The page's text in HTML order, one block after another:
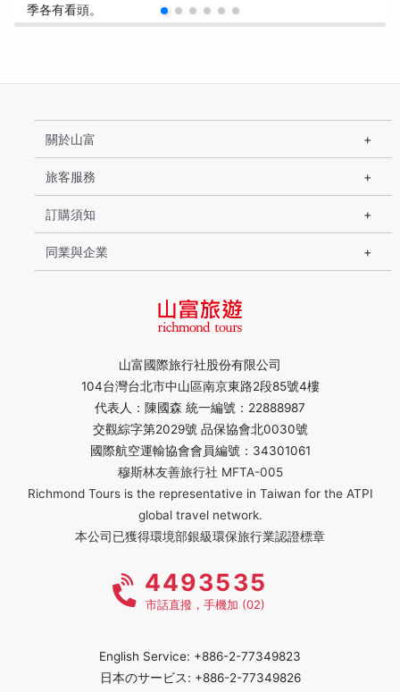
季各有看頭。
山富國際旅行社股份有限公司
104台灣台北市中山區南京東路2段85號4樓
代表人：陳國森 統一編號：22888987
交觀綜字第2029號 品保協會北0030號
國際航空運輸協會會員編號：34301061
穆斯林友善旅行社 MFTA-005
Richmond Tours is the representative in Taiwan for the ATPI
global travel network.
本公司已獲得環境部銀級環保旅行業認證標章
關於山富
旅客服務
訂購須知
同業與企業
4493535
市話直撥，手機加 (02)
English Service: +886-2-77349823
日本のサービス: +886-2-77349826